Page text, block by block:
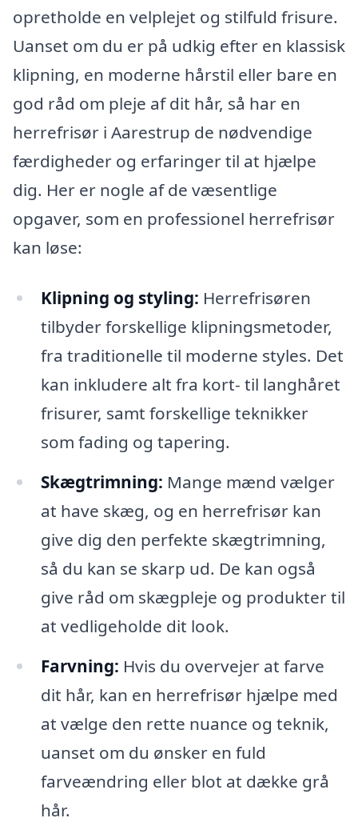
opretholde en velplejet og stilfuld frisure.
Uanset om du er på udkig efter en klassisk
klipning, en moderne hårstil eller bare en
god råd om pleje af dit hår, så har en
herrefrisør i Aarestrup de nødvendige
færdigheder og erfaringer til at hjælpe
dig. Her er nogle af de væsentlige
opgaver, som en professionel herrefrisør
kan løse:
Klipning og styling: Herrefrisøren
tilbyder forskellige klipningsmetoder,
fra traditionelle til moderne styles. Det
kan inkludere alt fra kort- til langhåret
frisurer, samt forskellige teknikker
som fading og tapering.
Skægtrimning: Mange mænd vælger
at have skæg, og en herrefrisør kan
give dig den perfekte skægtrimning,
så du kan se skarp ud. De kan også
give råd om skægpleje og produkter til
at vedligeholde dit look.
Farvning: Hvis du overvejer at farve
dit hår, kan en herrefrisør hjælpe med
at vælge den rette nuance og teknik,
uanset om du ønsker en fuld
farveændring eller blot at dække grå
hår.